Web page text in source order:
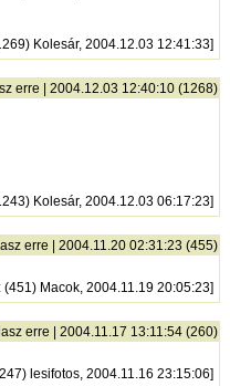
Kolesár, 2004.12.03 12:41:33]
erre | 2004.12.03 12:40:10 (1268)
Kolesár, 2004.12.03 06:17:23]
erre | 2004.11.20 02:31:23 (455)
: (451) Macok, 2004.11.19 20:05:23]
erre | 2004.11.17 13:11:54 (260)
lesifotos, 2004.11.16 23:15:06]